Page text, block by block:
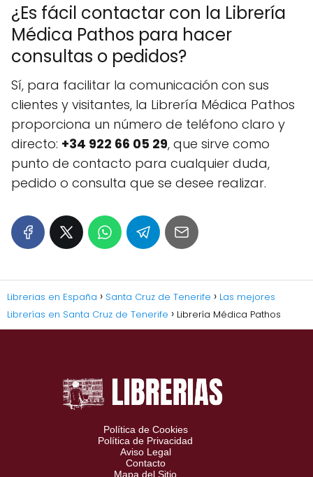
¿Es fácil contactar con la Librería
Médica Pathos para hacer
consultas o pedidos?
Sí, para facilitar la comunicación con sus
clientes y visitantes, la Librería Médica Pathos
proporciona un número de teléfono claro y
directo: +34 922 66 05 29, que sirve como
punto de contacto para cualquier duda,
pedido o consulta que se desee realizar.
Librerias en España Santa Cruz de Tenerife
Las mejores
Librerías en Santa Cruz de Tenerife
Librería Médica Pathos
Política de Cookies
Política de Privacidad
Aviso Legal
Contacto
Mapa del Sitio